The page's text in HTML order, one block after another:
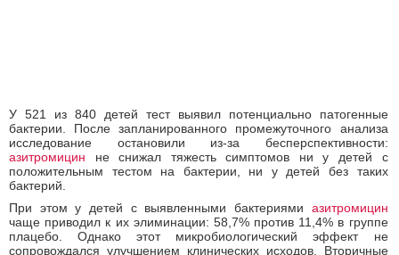
У 521 из 840 детей тест выявил потенциально патогенные
бактерии. После запланированного промежуточного анализа
исследование остановили из-за бесперспективности:
азитромицин не снижал тяжесть симптомов ни у детей с
положительным тестом на бактерии, ни у детей без таких
бактерий.
При этом у детей с выявленными бактериями азитромицин
чаще приводил к их элиминации: 58,7% против 11,4% в группе
плацебо. Однако этот микробиологический эффект не
сопровождался улучшением клинических исходов. Вторичные